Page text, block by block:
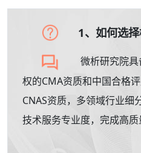
1、如何选择
微析研究院
权的CMA资质和中国合格
CNAS资质，多领域行业细
技术服务专业度，完成高质